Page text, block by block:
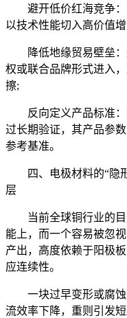
避开低价红海竞争：
以技术性能切入高价值
降低地缘贸易壁垒：
权或联合品牌形式进入
擦;
反向定义产品标准：
过长期验证，其产品参
参考基准。
四、电极材料的“隐形
层
当前全球铜行业的目
能上，而一个容易被忽
产出，高度依赖于阳极
应连续性。
一块过早变形或腐蚀
流效率下降，重则引发